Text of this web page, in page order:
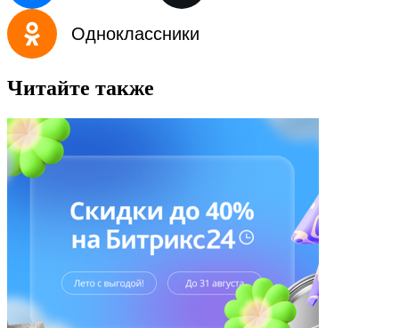
Одноклассники
Читайте также